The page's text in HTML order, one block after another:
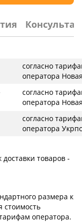
согласно
оператора
согласно
оператора
согласно
оператора
товаров -
размера к
стоимость
оператора.